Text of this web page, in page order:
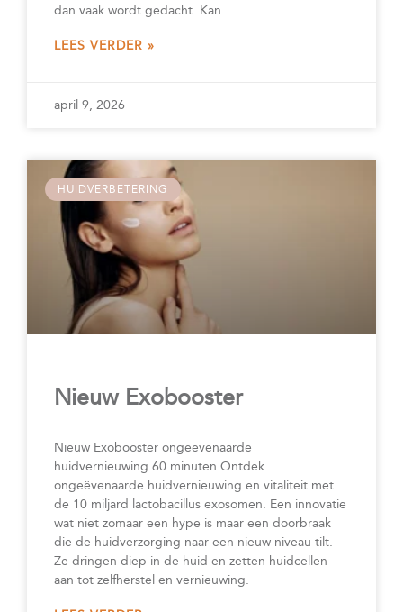
dan vaak wordt gedacht. Kan
LEES VERDER »
april 9, 2026
HUIDVERBETERING
Nieuw Exobooster
Nieuw Exobooster ongeevenaarde
huidvernieuwing 60 minuten Ontdek
ongeëvenaarde huidvernieuwing en vitaliteit met
de 10 miljard lactobacillus exosomen. Een innovatie
wat niet zomaar een hype is maar een doorbraak
die de huidverzorging naar een nieuw niveau tilt.
Ze dringen diep in de huid en zetten huidcellen
aan tot zelfherstel en vernieuwing.